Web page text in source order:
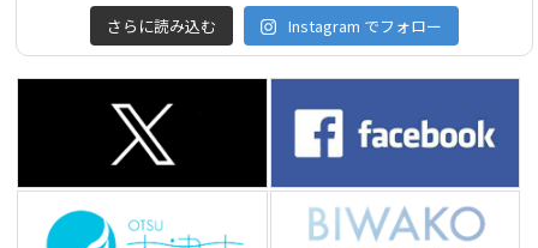
さらに読み込む Instagram でフォロー